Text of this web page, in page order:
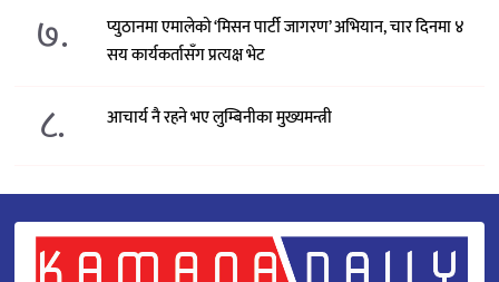
७.
प्युठानमा एमालेको ‘मिसन पार्टी जागरण’ अभियान, चार दिनमा ४
सय कार्यकर्तासँग प्रत्यक्ष भेट
८. आचार्य नै रहने भए लुम्बिनीका मुख्यमन्त्री